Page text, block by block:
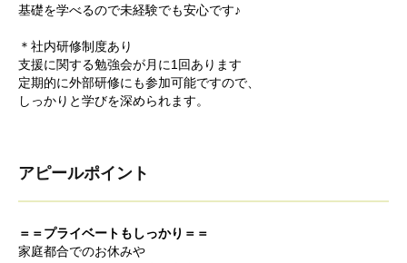
基礎を学べるので未経験でも安心です♪
＊社内研修制度あり
支援に関する勉強会が月に1回あります
定期的に外部研修にも参加可能ですので、
しっかりと学びを深められます。
アピールポイント
＝＝プライベートもしっかり＝＝
家庭都合でのお休みや